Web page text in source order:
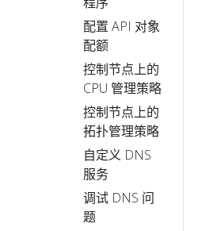
配置 API 对象
配额
控制节点上的
CPU 管理策略
控制节点上的
拓扑管理策略
自定义 DNS
服务
调试 DNS 问
题